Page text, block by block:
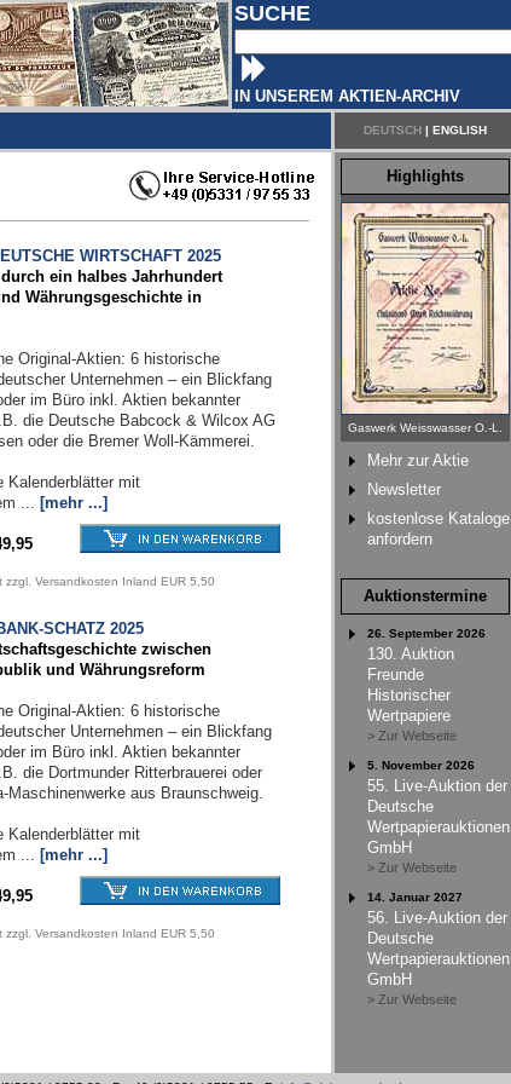
SUCHE
IN UNSEREM AKTIEN-ARCHIV
DEUTSCH| ENGLISH
WIRTSCHAFT 2025
ein halbes Jahrhundert
Währungsgeschichte in
Original-Aktien: 6 historische
Unternehmen – ein Blickfang
im Büro inkl. Aktien bekannter
die Deutsche Babcock & Wilcox AG
oder die Bremer Woll-Kämmerei.
Kalenderblätter mit
... [mehr ...]
zzgl. Versandkosten Inland EUR 5,50
SCHATZ 2025
zwischen
und Währungsreform
Original-Aktien: 6 historische
Unternehmen – ein Blickfang
im Büro inkl. Aktien bekannter
die Dortmunder Ritterbrauerei oder
Maschinenwerke aus Braunschweig.
Kalenderblätter mit
... [mehr ...]
zzgl. Versandkosten Inland EUR 5,50
Highlights
Gaswerk Weisswasser O.-L.
Mehr zur Aktie
Newsletter
kostenlose Kataloge
anfordern
Auktionstermine
26. September 2026
130. Auktion
Freunde
Historischer
Wertpapiere
> Zur Webseite
5. November 2026
55. Live-Auktion der
Deutsche
Wertpapierauktionen
GmbH
> Zur Webseite
14. Januar 2027
56. Live-Auktion der
Deutsche
Wertpapierauktionen
GmbH
> Zur Webseite